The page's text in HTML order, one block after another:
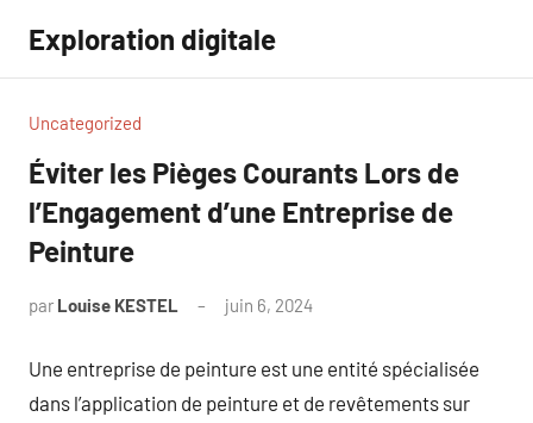
contenu
Exploration digitale
Uncategorized
Éviter les Pièges Courants Lors de
l’Engagement d’une Entreprise de
Peinture
par Louise KESTEL juin 6, 2024
Une entreprise de peinture est une entité spécialisée
dans l’application de peinture et de revêtements sur